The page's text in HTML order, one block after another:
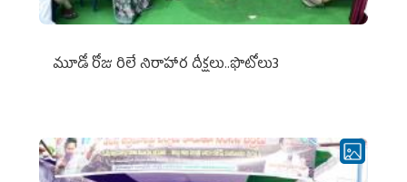
మూడో రోజు రిలే నిరాహార దీక్షలు..ఫొటోలు3